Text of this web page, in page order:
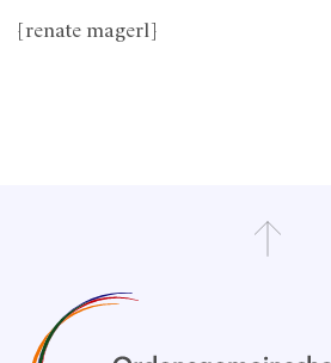
[renate magerl]